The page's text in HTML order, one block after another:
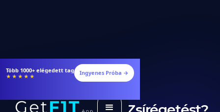
Étrendek, receptek és edzéstervek
★★★★★ Ingyenes Próba →